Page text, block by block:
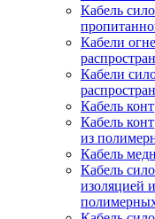
Кабель
Кабели
Кабели
Кабель
Кабель
из
Кабель
Кабель
изоляцией